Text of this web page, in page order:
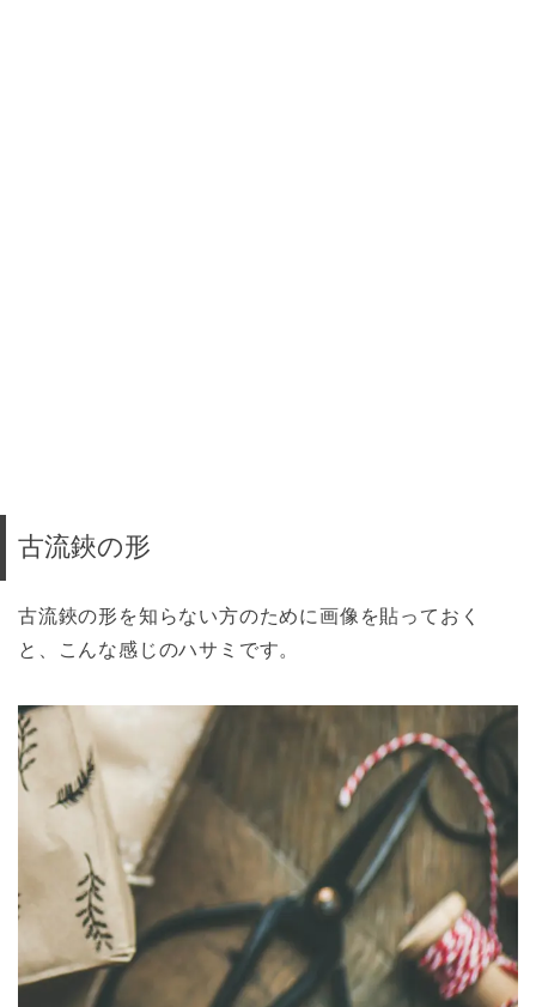
古流鋏の形
古流鋏の形を知らない方のために画像を貼っておく
と、こんな感じのハサミです。